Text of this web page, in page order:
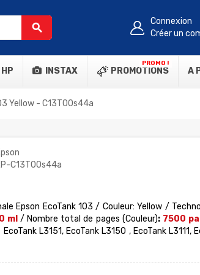
search
Connexion
Créer un
HP INSTAX PROMOTIONS
PROMO !
A
Yellow - C13T00s44a
C13T00s44a
Epson EcoTank 103 / Couleur: Yellow /
ml / Nombre total de pages (Couleur): 7500
L3151, EcoTank L3150 , EcoTank L3111,